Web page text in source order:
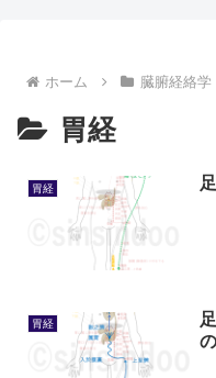
ホーム 臓腑経絡学
胃経
胃経
胃経